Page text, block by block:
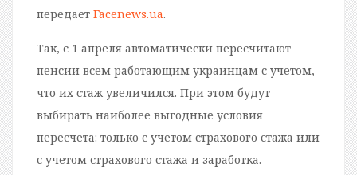
передает Facenews.ua.
Так, с 1 апреля автоматически пересчитают
пенсии всем работающим украинцам с учетом,
что их стаж увеличился. При этом будут
выбирать наиболее выгодные условия
пересчета: только с учетом страхового стажа или
с учетом страхового стажа и заработка.